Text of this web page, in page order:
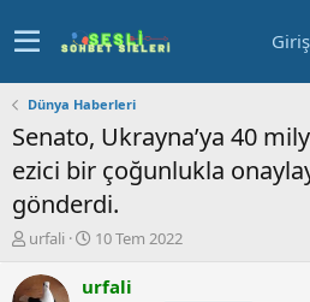
Dünya Haberleri
Senato, Ukrayna’ya 40
ezici bir çoğunlukla
gönderdi.
K
n
urfali
B
ş
10 Tem 2022
urfali